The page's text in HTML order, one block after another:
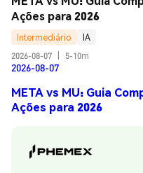
Ações para 2026
Intermediário
IA
2026-08-07
5-10m
2026-08-07
META vs MU: Guia
Ações para 2026